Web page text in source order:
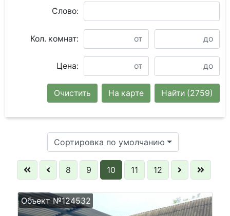
Слово:
Кол. комнат:
Цена:
Найти (2759)
На карте
Очистить
Сортировка по умолчанию
8 9 10 11 12
Объект №124532